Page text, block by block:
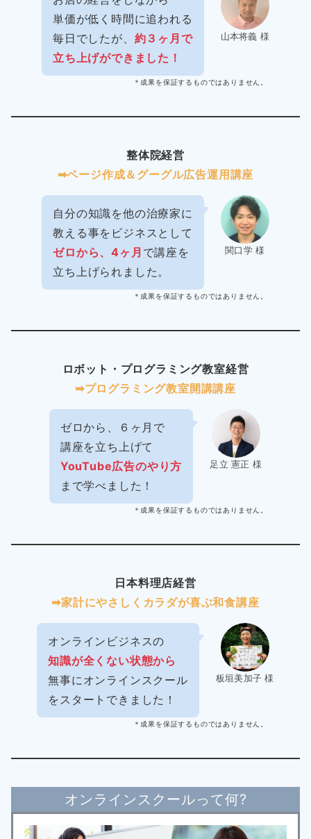
山本将義 様
単価が低く時間に追われる
毎日でしたが、 約３ヶ月で
立ち上げができました！
＊成果を保証するものではありません。
整体院経営
➡︎ページ作成＆グーグル広告運用講座
関口学 様
自分の知識を他の治療家に
教える事をビジネスとして
ゼロから、4ヶ月 で講座を
立ち上げられました。
＊成果を保証するものではありません。
ロボット・プログラミング教室経営
➡︎プログラミング教室開講講座
足立 憲正 様
ゼロから、６ヶ月で
講座を立ち上げて
YouTube広告のやり方
まで学べました！
＊成果を保証するものではありません。
日本料理店経営
➡︎家計にやさしくカラダが喜ぶ和食講座
板垣美加子 様
オンラインビジネスの
知識が全くない状態から
無事にオンラインスクール
をスタートできました！
＊成果を保証するものではありません。
オンラインスクールって何?